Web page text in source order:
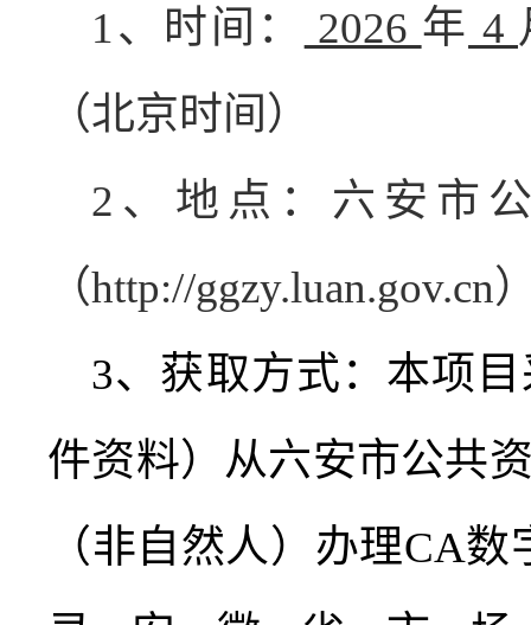
1、时间： 2026 年 4
（北京时间）
2 、地点：六安市
（http://ggzy.luan.gov.cn
3、获取方式： 本项
件资料）从六安市公共
（非自然人）办理CA数